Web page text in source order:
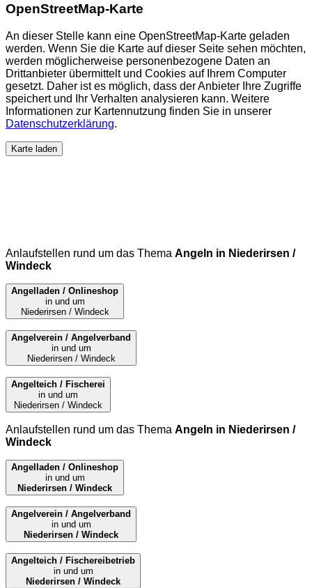
OpenStreetMap-Karte
An dieser Stelle kann eine OpenStreetMap-Karte geladen
werden. Wenn Sie die Karte auf dieser Seite sehen möchten,
werden möglicherweise personenbezogene Daten an
Drittanbieter übermittelt und Cookies auf Ihrem Computer
gesetzt. Daher ist es möglich, dass der Anbieter Ihre Zugriffe
speichert und Ihr Verhalten analysieren kann. Weitere
Informationen zur Kartennutzung finden Sie in unserer
Datenschutzerklärung.
Karte laden
Anlaufstellen rund um das Thema Angeln in Niederirsen /
Windeck
Angelladen / Onlineshop
in und um
Niederirsen / Windeck
Angelverein / Angelverband
in und um
Niederirsen / Windeck
Angelteich / Fischerei
in und um
Niederirsen / Windeck
Anlaufstellen rund um das Thema Angeln in Niederirsen /
Windeck
Angelladen / Onlineshop
in und um
Niederirsen / Windeck
Angelverein / Angelverband
in und um
Niederirsen / Windeck
Angelteich / Fischereibetrieb
in und um
Niederirsen / Windeck